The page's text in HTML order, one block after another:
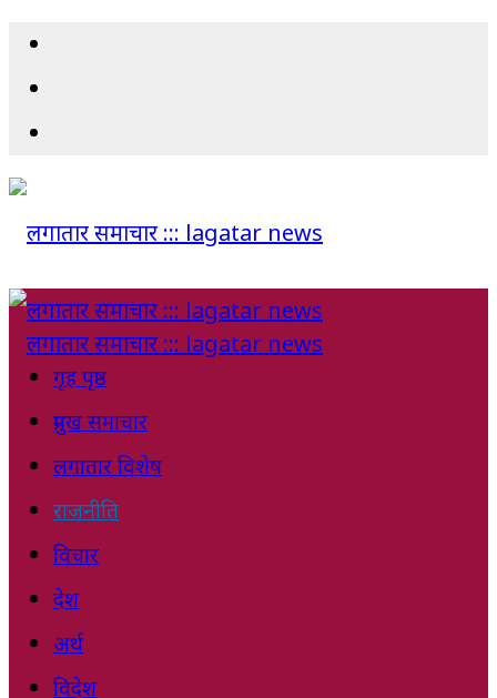
गृह पृष्ठ
प्रमुख समाचार
लगातार विशेष
राजनीति
विचार
देश
अर्थ
विदेश